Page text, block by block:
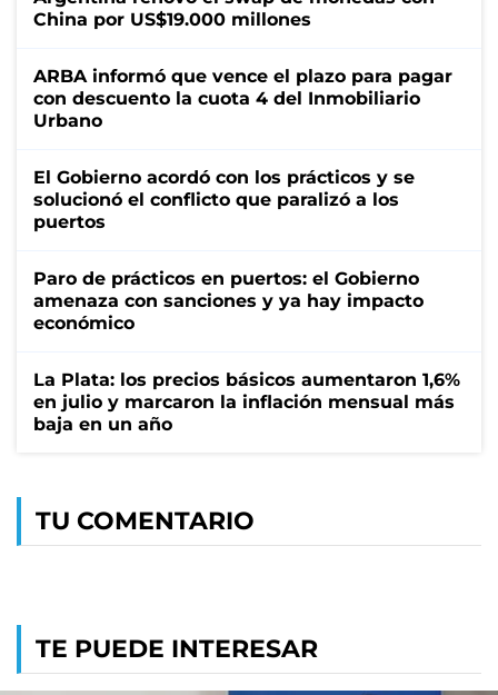
China por US$19.000 millones
ARBA informó que vence el plazo para pagar
con descuento la cuota 4 del Inmobiliario
Urbano
El Gobierno acordó con los prácticos y se
solucionó el conflicto que paralizó a los
puertos
Paro de prácticos en puertos: el Gobierno
amenaza con sanciones y ya hay impacto
económico
La Plata: los precios básicos aumentaron 1,6%
en julio y marcaron la inflación mensual más
baja en un año
TU COMENTARIO
TE PUEDE INTERESAR